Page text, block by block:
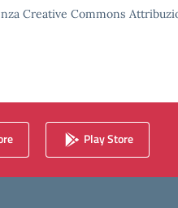
Creative Commons
Play Store